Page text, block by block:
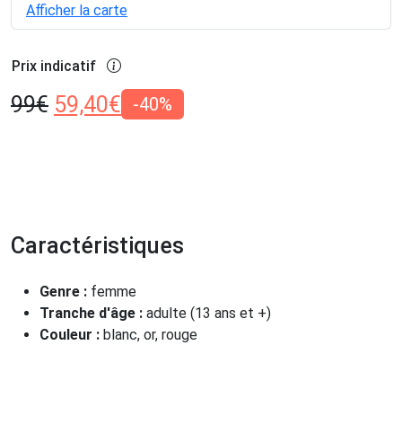
Afficher la carte
Prix indicatif
99€ 59,40€ -40%
Caractéristiques
Genre : femme
Tranche d'âge : adulte (13 ans et +)
Couleur : blanc, or, rouge